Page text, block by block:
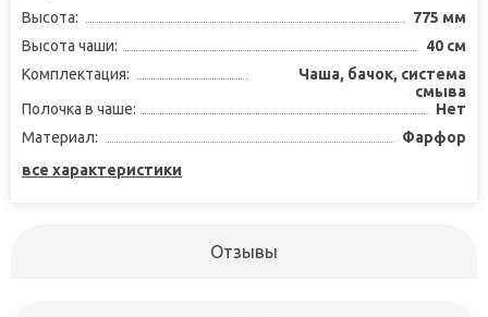
Высота:
775 мм
Высота чаши:
40 см
Комплектация:
Чаша, бачок, система
смыва
Полочка в чаше:
Нет
Материал:
Фарфор
все характеристики
Отзывы